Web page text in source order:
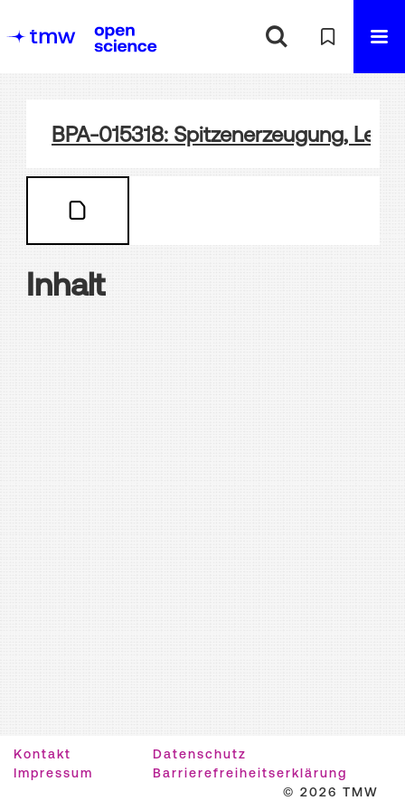
BPA-015318: Spitzenerzeugung,
Inhalt
Kontakt
Datenschutz
Impressum
Barrierefreiheitserklärung
© 2026 TMW